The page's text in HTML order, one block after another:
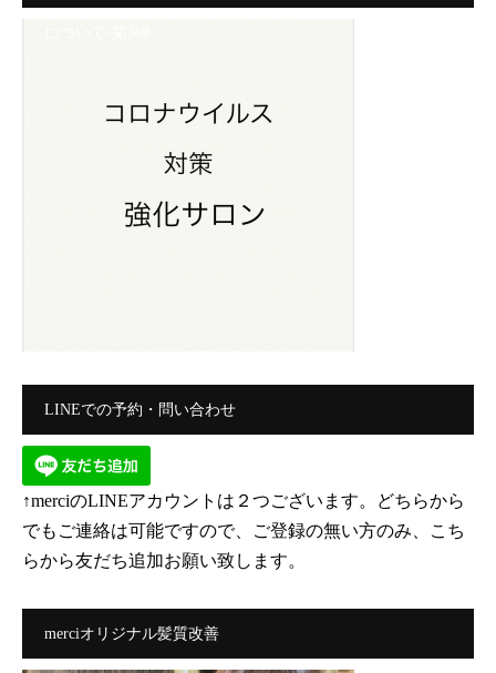
LINEでの予約・問い合わせ
↑merciのLINEアカウントは２つございます。どちらから
でもご連絡は可能ですので、ご登録の無い方のみ、こち
らから友だち追加お願い致します。
merciオリジナル髪質改善